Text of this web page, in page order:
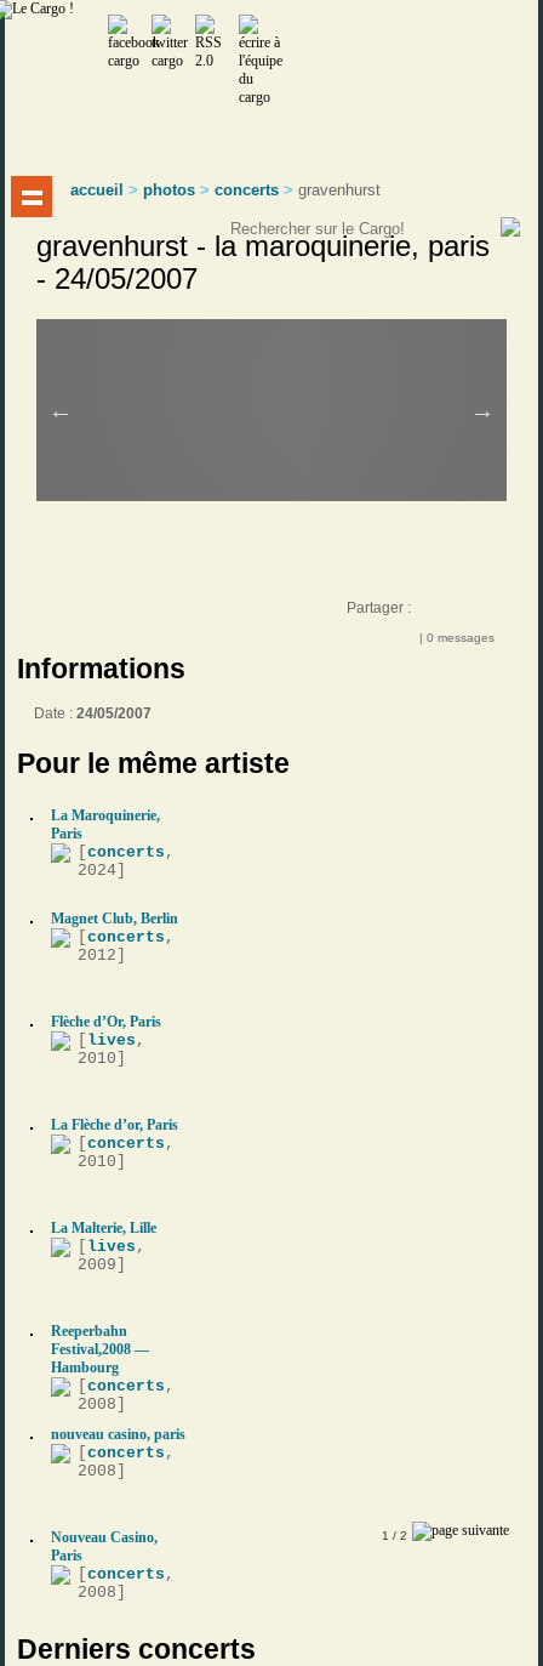
accueil >photos >concerts >gravenhurst
gravenhurst - la maroquinerie, paris
- 24/05/2007
Partager :
| 0 messages
Informations
Date :24/05/2007
Pour le même artiste
La Maroquinerie,
Paris
[concerts ,
2024]
Magnet Club, Berlin
[concerts ,
2012]
Flèche d’Or, Paris
lives ,
2010]
La Flèche d’or, Paris
[concerts ,
2010]
La Malterie, Lille
lives ,
2009]
Reeperbahn
Festival,2008 —
Hambourg
[concerts ,
2008]
nouveau casino, paris
[concerts ,
2008]
Nouveau Casino,
Paris
[concerts ,
2008]
1 / 2
Derniers concerts